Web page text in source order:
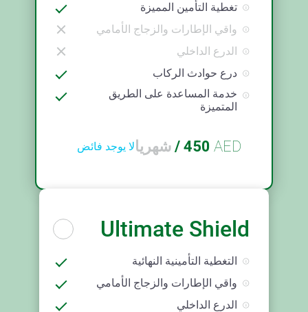
تغطية التأمين المميزة
واقي الإطارات والزجاج الأمامي
الدرع الداخلي
درع حوادث الركاب
خدمة المساعدة على الطريق
المتميزة
AED
450
/ شهريالا يوجد فائض
Ultimate Shield
التغطية التأمينية النهائية
واقي الإطارات والزجاج الأمامي
الدرع الداخلي